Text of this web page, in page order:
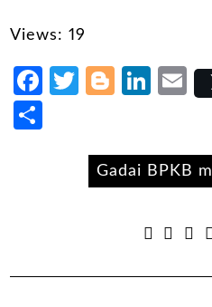
Views: 19
Facebook
Twitter
Gadai BPKB